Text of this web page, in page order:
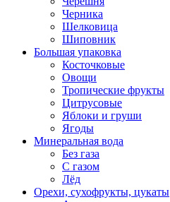
Черника
Шелковица
Шиповник
Большая упаковка
Косточковые
Овощи
Тропические фрукты
Цитрусовые
Яблоки и груши
Ягоды
Минеральная вода
Без газа
С газом
Лёд
Орехи, сухофрукты, цукаты